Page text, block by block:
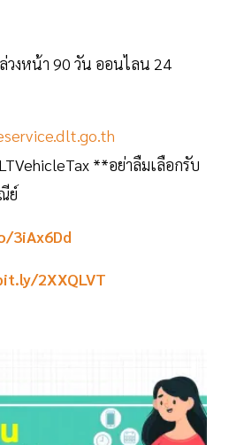
วงหน้า 90 วัน ออนไลน 24
**อย่าลืมเลือกรับ
ย์
3iAx6Dd
2XXQLVT